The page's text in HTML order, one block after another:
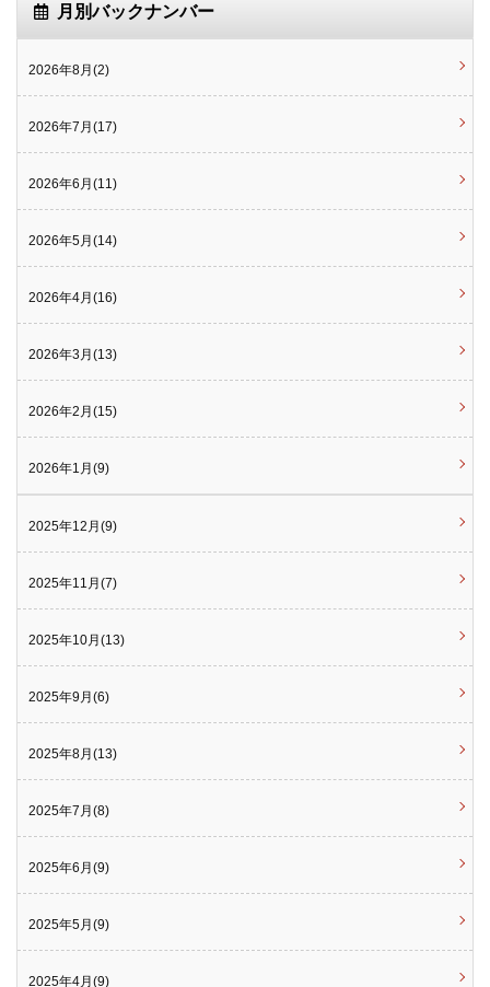
月別バックナンバー
2026年8月(2)
2026年7月(17)
2026年6月(11)
2026年5月(14)
2026年4月(16)
2026年3月(13)
2026年2月(15)
2026年1月(9)
2025年12月(9)
2025年11月(7)
2025年10月(13)
2025年9月(6)
2025年8月(13)
2025年7月(8)
2025年6月(9)
2025年5月(9)
2025年4月(9)